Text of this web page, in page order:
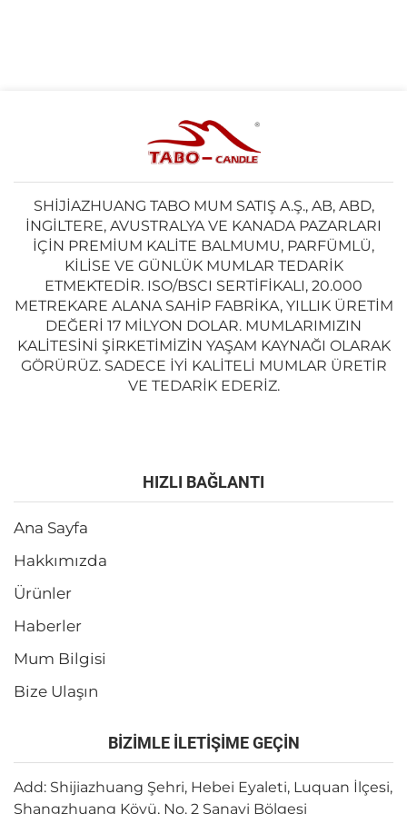
SHIJIAZHUANG TABO MUM SATIŞ A.Ş., AB, ABD,
İNGILTERE, AVUSTRALYA VE KANADA PAZARLARI
IÇIN PREMIUM KALITE BALMUMU, PARFÜMLÜ,
KILISE VE GÜNLÜK MUMLAR TEDARIK
ETMEKTEDIR. ISO/BSCI SERTIFIKALI, 20.000
METREKARE ALANA SAHIP FABRIKA, YILLIK ÜRETIM
DEĞERI 17 MILYON DOLAR. MUMLARIMIZIN
KALITESINI ŞIRKETIMIZIN YAŞAM KAYNAĞI OLARAK
GÖRÜRÜZ. SADECE IYI KALITELI MUMLAR ÜRETIR
VE TEDARIK EDERIZ.
HIZLI BAĞLANTI
Ana Sayfa
Hakkımızda
Ürünler
Haberler
Mum Bilgisi
Bize Ulaşın
BİZİMLE İLETİŞİME GEÇİN
Add: Shijiazhuang Şehri, Hebei Eyaleti, Luquan İlçesi,
Shangzhuang Köyü, No. 2 Sanayi Bölgesi